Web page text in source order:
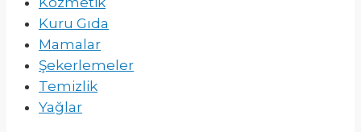
Kuru Gıda
Mamalar
Şekerlemeler
Temizlik
Yağlar